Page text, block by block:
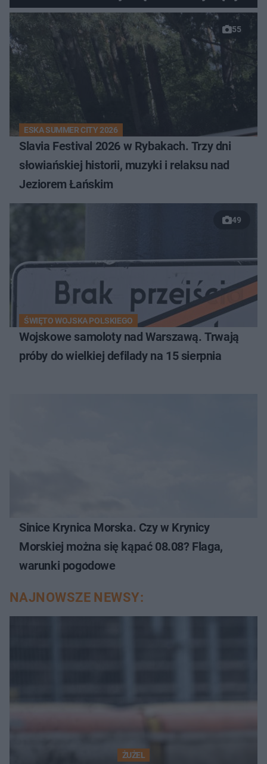
55
ESKA SUMMER CITY 2026
Slavia Festival 2026 w Rybakach. Trzy dni
słowiańskiej historii, muzyki i relaksu nad
Jeziorem Łańskim
49
ŚWIĘTO WOJSKA POLSKIEGO
Wojskowe samoloty nad Warszawą. Trwają
próby do wielkiej defilady na 15 sierpnia
Sinice Krynica Morska. Czy w Krynicy
Morskiej można się kąpać 08.08? Flaga,
warunki pogodowe
NAJNOWSZE NEWSY:
ŻUŻEL